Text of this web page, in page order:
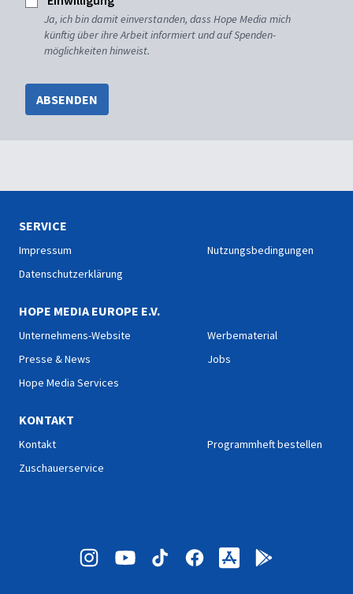
Ja, ich bin damit einverstanden, dass Hope Media mich
künftig über ihre Arbeit informiert und auf Spenden-
möglichkeiten hinweist.
ABSENDEN
SERVICE
Impressum
Datenschutzerklärung
Nutzungsbedingungen
HOPE MEDIA EUROPE E.V.
Unternehmens-Website
Presse & News
Hope Media Services
Werbematerial
Jobs
KONTAKT
Kontakt
Zuschauerservice
Programmheft bestellen